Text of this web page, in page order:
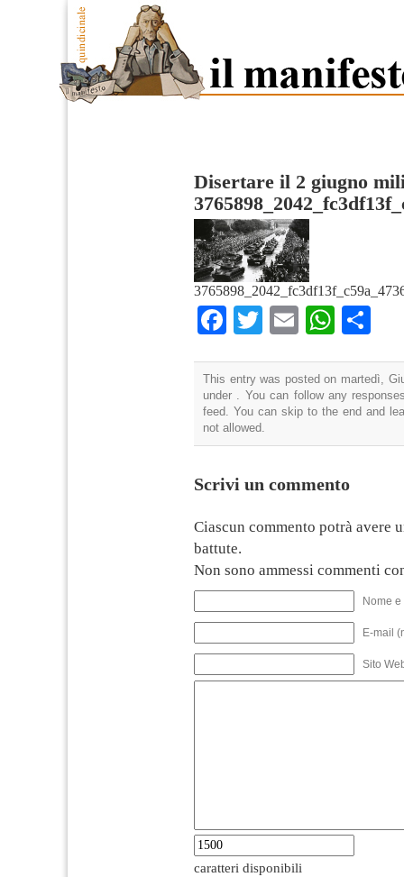
Disertare il 2 giugno
Facebook
TwitterEmail
This entry was posted on martedì,
under . You can follow any
feed. You can skip to the end and
not allowed.
Scrivi un commento
Ciascun commento potrà avere
battute.
Non sono ammessi commenti
Nome
E-mail
Sito
caratteri disponibili